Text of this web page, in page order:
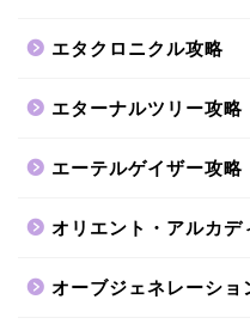
エタクロニクル攻略
エターナルツリー攻略
エーテルゲイザー攻略
オリエント・アルカデ
オーブジェネレーショ